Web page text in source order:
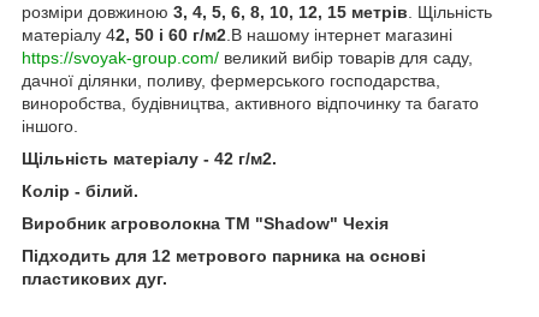
розміри довжиною 3, 4, 5, 6, 8, 10, 12, 15 метрів . Щільність
матеріалу 42, 50 і 60 г/м2 .В нашому інтернет магазині
https://svoyak-group.com/ великий вибір товарів для саду,
дачної ділянки, поливу, фермерського господарства,
виноробства, будівництва, активного відпочинку та багато
іншого.
Щільність матеріалу - 42 г/м2.
Колір - білий.
Виробник агроволокна ТМ "Shadow" Чехія
Підходить для 12 метрового парника на основі
пластикових дуг.